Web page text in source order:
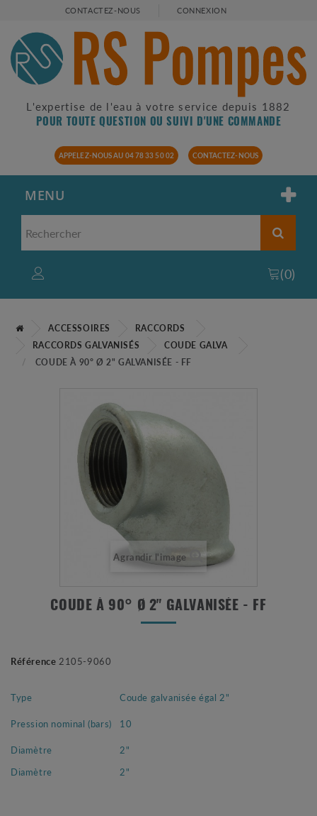
CONTACTEZ-NOUS CONNEXION
L'expertise de l'eau à votre service depuis 1882
POUR TOUTE QUESTION OU SUIVI D'UNE COMMANDE
APPELEZ-NOUS AU 04 78 33 50 02 CONTACTEZ-NOUS
MENU
(0)
ACCESSOIRES
RACCORDS
RACCORDS GALVANISÉS
COUDE GALVA
COUDE À 90° Ø 2" GALVANISÉE - FF
Agrandir l'image
COUDE À 90° Ø 2" GALVANISÉE - FF
Référence 2105-9060
Type
Coude galvanisée égal 2"
Pression nominal (bars)
10
Diamètre
2"
Diamètre
2"